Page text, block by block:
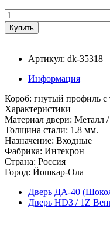
Артикул: dk-35318
Информация
Короб: гнутый профиль с
Характеристики
Материал двери: Металл
Толщина стали: 1.8 мм.
Назначение: Входные
Фабрика: Интекрон
Страна: Россия
Город: Йошкар-Ола
Дверь ДА-40
Дверь HD3 / 1Z